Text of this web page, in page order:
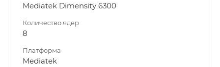
Mediatek Dimensity 6300
Количество ядер
8
Платформа
Mediatek